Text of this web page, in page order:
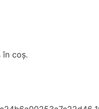
în coș.